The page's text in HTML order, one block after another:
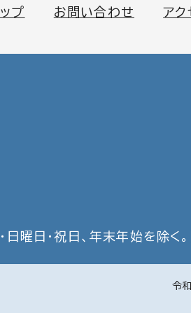
プ お問い合わせ アク
日曜日・祝日、年末年始を除く。
令